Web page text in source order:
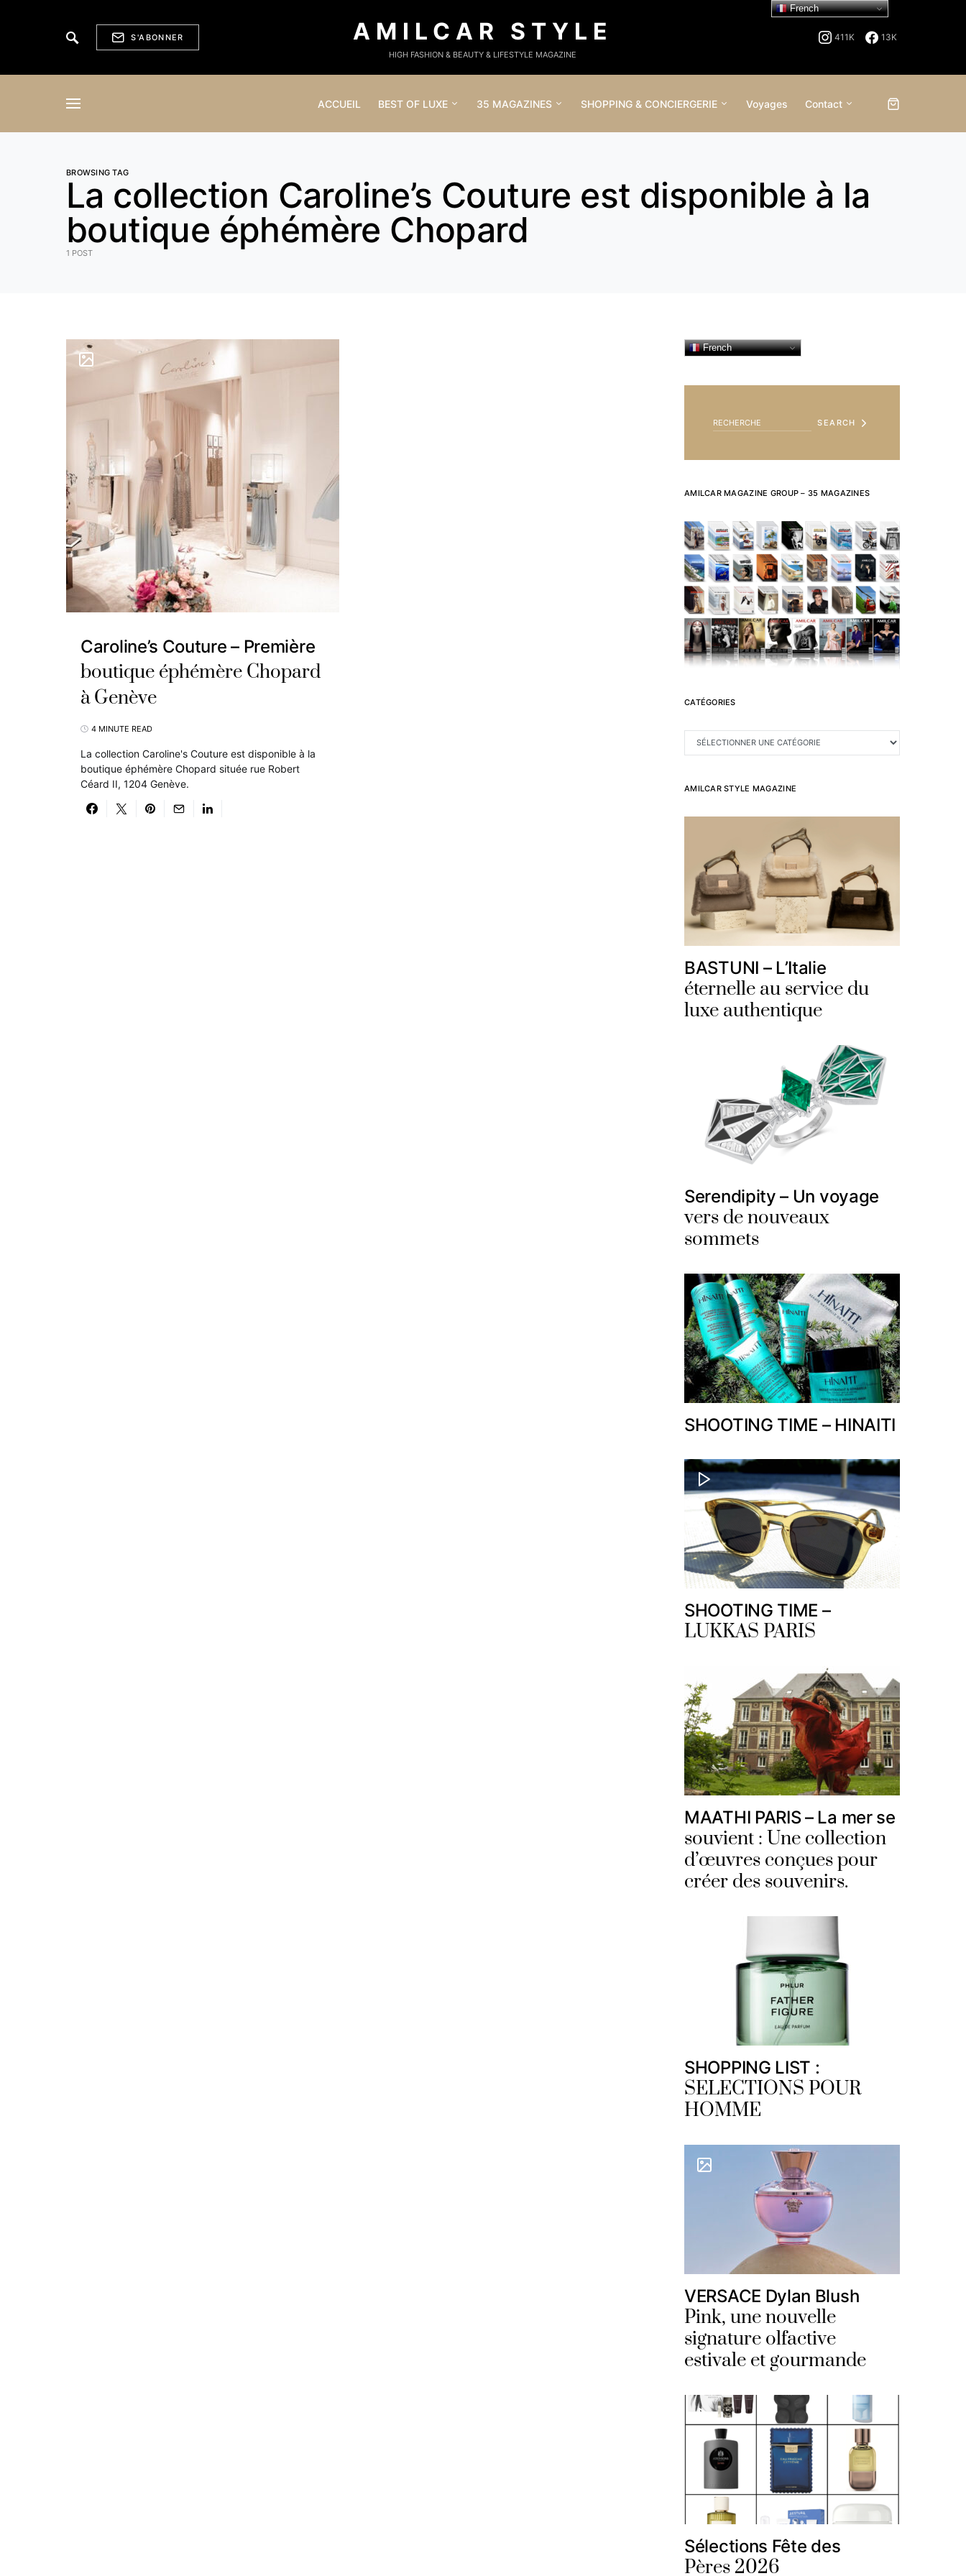
S'ABONNER AMILCAR STYLE
HIGH FASHION & BEAUTY & LIFESTYLE MAGAZINE
411K 13K
ACCUEIL BEST OF LUXE 35 MAGAZINES SHOPPING & CONCIERGERIE Voyages Contact
BROWSING TAG
La collection Caroline’s Couture est disponible à la
boutique éphémère Chopard
1 POST
Caroline’s Couture – Première
boutique éphémère Chopard
à Genève
4 MINUTE READ
La collection Caroline's Couture est disponible à la
boutique éphémère Chopard située rue Robert
Céard II, 1204 Genève.
French
SEARCH
AMILCAR MAGAZINE GROUP – 35 MAGAZINES
CATÉGORIES
CATÉGORIES
AMILCAR STYLE MAGAZINE
BASTUNI – L’Italie
éternelle au service du
luxe authentique
Serendipity – Un voyage
vers de nouveaux
sommets
SHOOTING TIME – HINAITI
SHOOTING TIME –
LUKKAS PARIS
MAATHI PARIS – La mer se
souvient : Une collection
d’œuvres conçues pour
créer des souvenirs.
SHOPPING LIST :
SELECTIONS POUR
HOMME
VERSACE Dylan Blush
Pink, une nouvelle
signature olfactive
estivale et gourmande
Sélections Fête des
Pères 2026
French